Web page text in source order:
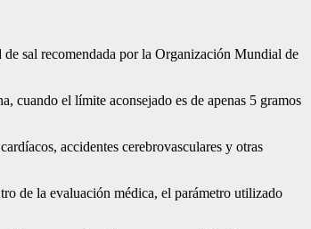
sal recomendada por la Organización Mundial de
cuando el límite aconsejado es de apenas 5 gramos
accidentes cerebrovasculares y otras
de la evaluación médica, el parámetro utilizado